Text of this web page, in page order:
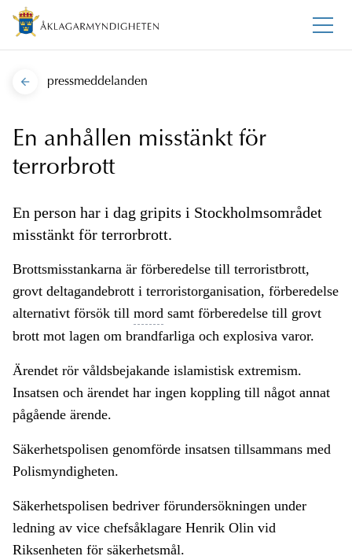
pressmeddelanden
En anhållen misstänkt för
terrorbrott
En person har i dag gripits i Stockholmsområdet
misstänkt för terrorbrott.
Brottsmisstankarna är förberedelse till terroristbrott,
grovt deltagandebrott i terroristorganisation, förberedelse
alternativt försök till mord samt förberedelse till grovt
brott mot lagen om brandfarliga och explosiva varor.
Ärendet rör våldsbejakande islamistisk extremism.
Insatsen och ärendet har ingen koppling till något annat
pågående ärende.
Säkerhetspolisen genomförde insatsen tillsammans med
Polismyndigheten.
Säkerhetspolisen bedriver förundersökningen under
ledning av vice chefsåklagare Henrik Olin vid
Riksenheten för säkerhetsmål.